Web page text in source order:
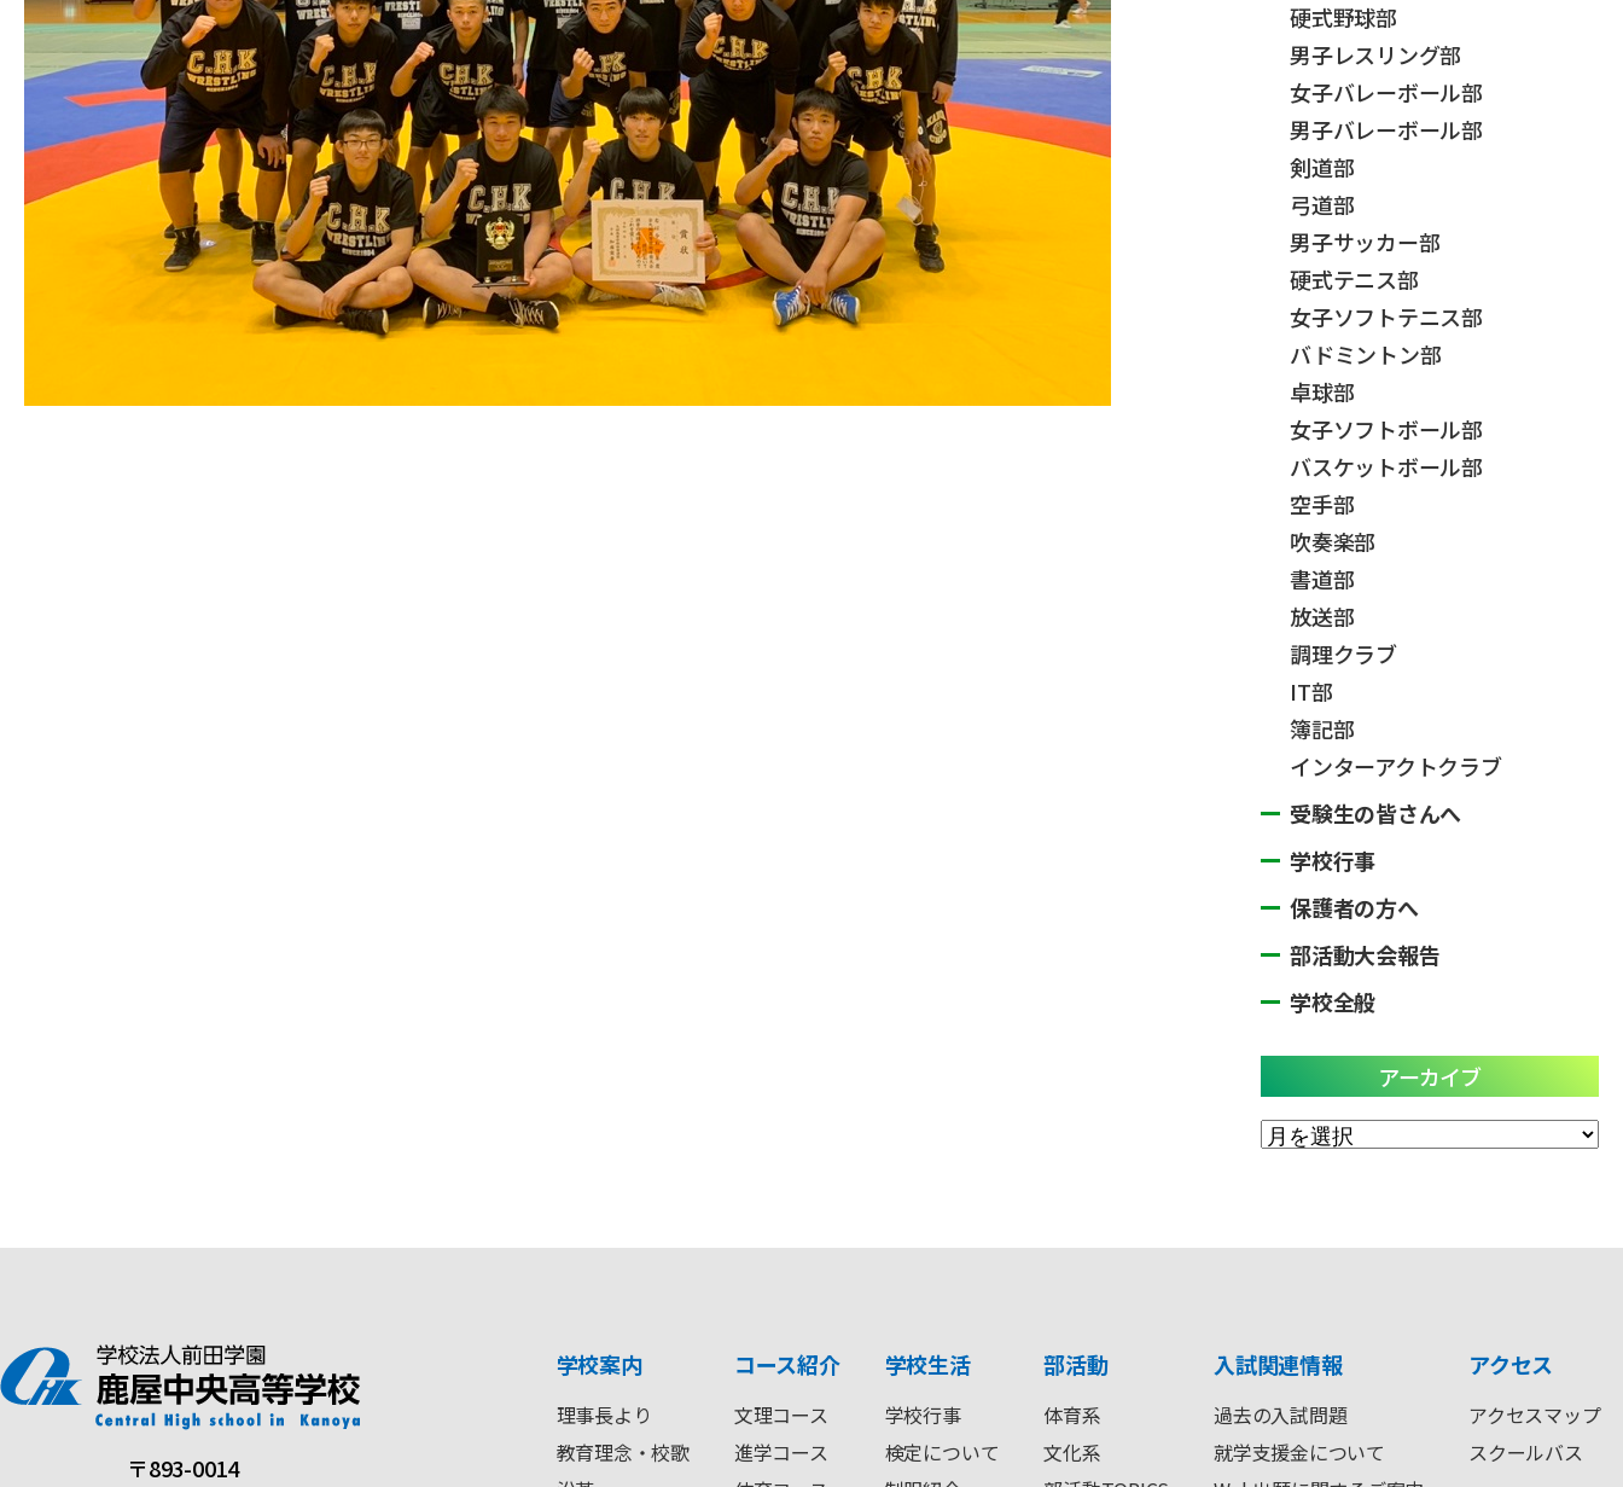
硬式野球部
男子レスリング部
女子バレーボール部
男子バレーボール部
剣道部
弓道部
男子サッカー部
硬式テニス部
女子ソフトテニス部
バドミントン部
卓球部
女子ソフトボール部
バスケットボール部
空手部
吹奏楽部
書道部
放送部
調理クラブ
IT部
簿記部
インターアクトクラブ
受験生の皆さんへ
学校行事
保護者の方へ
部活動大会報告
学校全般
アーカイブ
ア
ー
ブ
〒893-0014
学校案内
理事長より
教育理念・校歌
コース紹介
文理コース
進学コース
学校生活
学校行事
検定について
部活動
体育系
文化系
入試関連情報
過去の入試問題
就学支援金について
アクセス
アクセスマップ
スクールバス